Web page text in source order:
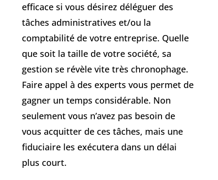
efficace si vous désirez déléguer des
tâches administratives et/ou la
comptabilité de votre entreprise. Quelle
que soit la taille de votre société, sa
gestion se révèle vite très chronophage.
Faire appel à des experts vous permet de
gagner un temps considérable. Non
seulement vous n’avez pas besoin de
vous acquitter de ces tâches, mais une
fiduciaire les exécutera dans un délai
plus court.